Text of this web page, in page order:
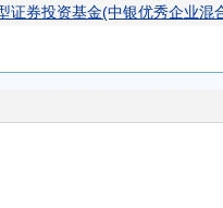
证券投资基金(中银优秀企业混